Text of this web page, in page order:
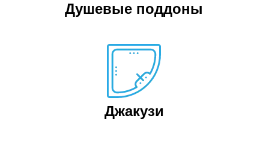
Душевые поддоны
Джакузи